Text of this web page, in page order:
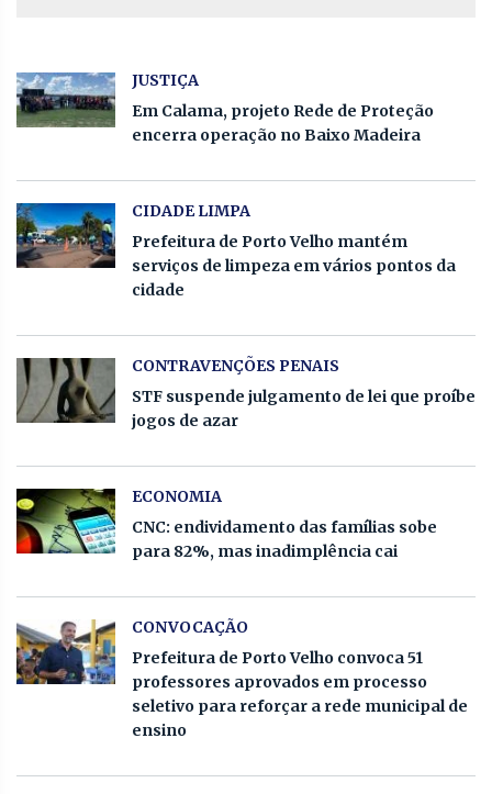
JUSTIÇA
Em Calama, projeto Rede de Proteção
encerra operação no Baixo Madeira
CIDADE LIMPA
Prefeitura de Porto Velho mantém
serviços de limpeza em vários pontos da
cidade
CONTRAVENÇÕES PENAIS
STF suspende julgamento de lei que proíbe
jogos de azar
ECONOMIA
CNC: endividamento das famílias sobe
para 82%, mas inadimplência cai
CONVOCAÇÃO
Prefeitura de Porto Velho convoca 51
professores aprovados em processo
seletivo para reforçar a rede municipal de
ensino